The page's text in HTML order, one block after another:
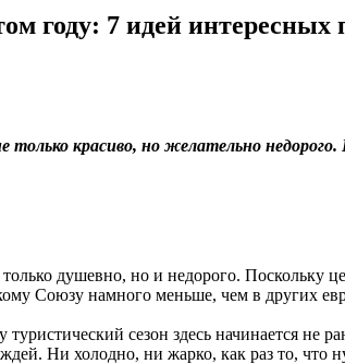
году: 7 идей интересных
только красиво, но желательно
душевно, но и недорого.
Союзу намного меньше, чем в других
сезон здесь начинается не
Ни холодно, ни жарко, как раз то, что